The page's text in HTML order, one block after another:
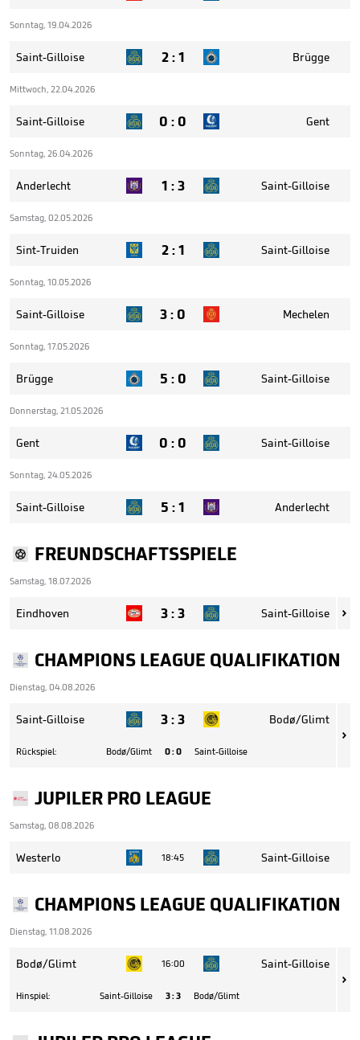
Sonntag, 19.04.2026
Saint-Gilloise 2:1 Brügge
Mittwoch, 22.04.2026
Saint-Gilloise 0 : 0 Gent
Sonntag, 26.04.2026
Anderlecht 1 :3 Saint-Gilloise
Samstag, 02.05.2026
Sint-Truiden 2:1 Saint-Gilloise
Sonntag, 10.05.2026
Saint-Gilloise 3: 0 Mechelen
Sonntag, 17.05.2026
Brügge 5 : 0 Saint-Gilloise
Donnerstag, 21.05.2026
Gent 0 : 0 Saint-Gilloise
Sonntag, 24.05.2026
Saint-Gilloise 5 :1 Anderlecht
FREUNDSCHAFTSSPIELE
Samstag, 18.07.2026
Eindhoven 3:3 Saint-Gilloise 
CHAMPIONS LEAGUE QUALIFIKATION
Dienstag, 04.08.2026
Saint-Gilloise 3:3 Bodø/Glimt
Rückspiel: Bodø/Glimt 0:0 Saint-Gilloise

JUPILER PRO LEAGUE
Samstag, 08.08.2026
Westerlo 18:45 Saint-Gilloise
CHAMPIONS LEAGUE QUALIFIKATION
Dienstag, 11.08.2026
Bodø/Glimt 16:00 Saint-Gilloise
Hinspiel: Saint-Gilloise 3:3 Bodø/Glimt
